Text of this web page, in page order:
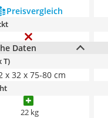
Preis­vergleich
Daten
T)
x 32 x 75-80 cm
22 kg